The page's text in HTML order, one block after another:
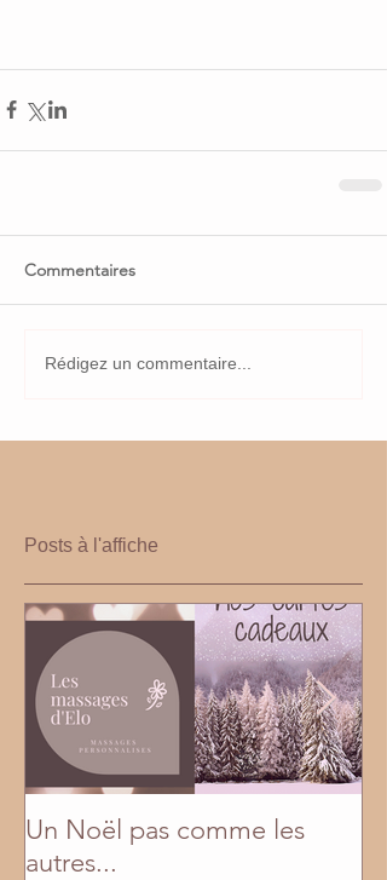
Commentaires
Rédigez un commentaire...
Posts à l'affiche
Un Noël pas comme les
autres...